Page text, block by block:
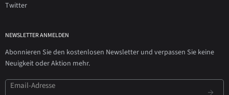
Twitter
NEWSLETTER ANMELDEN
Abonnieren Sie den kostenlosen Newsletter und verpassen Sie keine
Neuigkeit oder Aktion mehr.
Email-Adresse